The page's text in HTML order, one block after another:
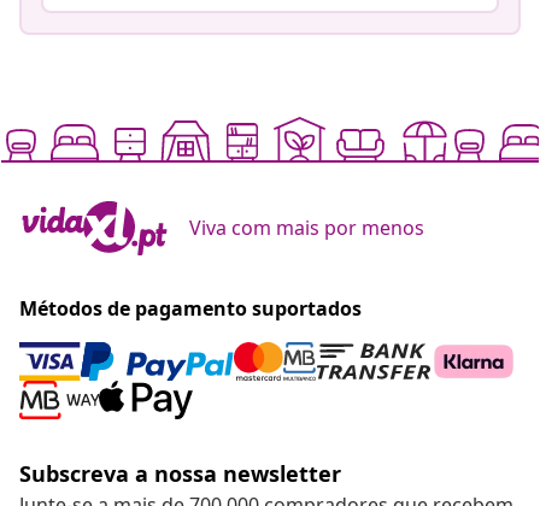
Viva com mais por menos
Métodos de pagamento suportados
Subscreva a nossa newsletter